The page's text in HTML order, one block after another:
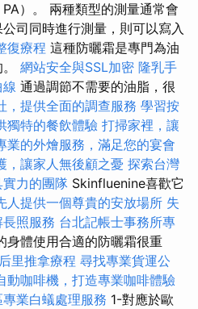
）。 兩種類型的測量通常會
司同時進行測量，則可以寫入
復療程 這種防曬霜是專門為油
網站安全與SSL加密 隆乳手
通過調節不需要的油脂，很
，提供全面的調查服務 學習按
獨特的餐飲體驗 打掃家裡，讓
業的外燴服務，滿足您的宴會
，讓家人無後顧之憂 探索台灣
力的團隊 Skinfluenine喜歡它
人提供一個尊貴的安放場所 失
照服務 台北記帳士事務所專
身體使用合適的防曬霜很重
后里推拿療程 尋找專業貨運公
動咖啡機，打造專業咖啡體驗
業白蟻處理服務 1-對應於歐